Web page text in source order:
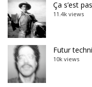
Ça s’est
11.4k views
Futur
10k views